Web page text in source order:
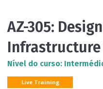
AZ-305:
Nível do curso:
Live Training